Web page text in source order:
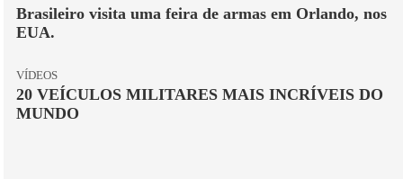
Brasileiro visita uma feira de armas em Orlando, nos
EUA.
VÍDEOS
20 VEÍCULOS MILITARES MAIS INCRÍVEIS DO
MUNDO